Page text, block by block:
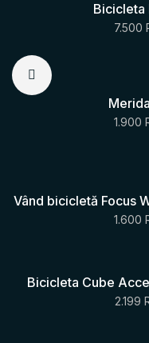
Bicicleta
7.500
1.900
Vând bicicletă Focus
1.600
Bicicleta Cube
2.199